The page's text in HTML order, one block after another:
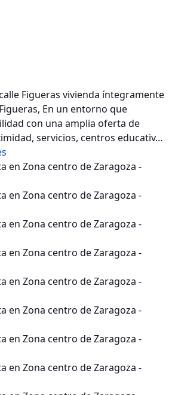
calle Figueras vivienda íntegramente
En un entorno que
con una amplia oferta de
servicios, centros educativ…